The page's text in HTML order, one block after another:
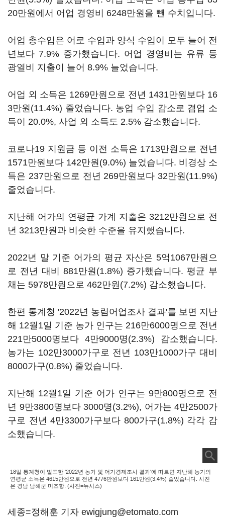
20만원에서 어업 경영비 6248만원을 뺀 수치입니다.
어업 총수입은 어로 수입과 양식 수입이 모두 늘어 전
년보다 7.9% 증가했습니다. 어업 경영비는 유류 등
광열비 지출이 늘어 8.9% 늘었습니다.
어업 외 소득은 1269만원으로 전년 1431만원보다 16
3만원(11.4%) 줄었습니다. 농업 수입 감소로 겸업 소
득이 20.0%, 사업 외 소득도 2.5% 감소했습니다.
코로나19 지원금 등 이전 소득은 1713만원으로 전년
1571만원보다 142만원(9.0%) 늘었습니다. 비경상 소
득은 237만원으로 전년 269만원보다 32만원(11.9%)
줄었습니다.
지난해 어가의 연평균 가계 지출은 3212만원으로 전
년 3213만원과 비슷한 수준을 유지했습니다.
2022년 말 기준 어가의 평균 자산은 5억1067만원으
로 전년 대비 881만원(1.8%) 증가했습니다. 평균 부
채는 5978만원으로 462만원(7.2%) 감소했습니다.
한편 통계청 '2022년 농림어업조사 결과'를 보면 지난
해 12월1일 기준 농가 인구는 216만6000명으로 전년
221만5000명보다 4만9000명(2.3%) 감소했습니다.
농가는 102만3000가구로 전년 103만1000가구 대비
8000가구(0.8%) 줄었습니다.
지난해 12월1일 기준 어가 인구는 9만800명으로 전
년 9만3800명보다 3000명(3.2%), 어가는 4만2500가
구로 전년 4만3300가구보다 800가구(1.8%) 각각 감
소했습니다.
18일 통계청이 발표한 '2022년 농가 및 어가경제조사 결과'에 따르면 지난해 농가의
연평균 소득은 4615만원으로 전년 4776만원보다 161만원(3.4%) 줄었습니다. 사진
은 경남 남해군 미조항. (사진=뉴시스)
세종=정해훈 기자 ewigjung@etomato.com